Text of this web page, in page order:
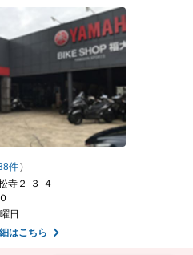
件)
寺２-３-４
日
はこちら